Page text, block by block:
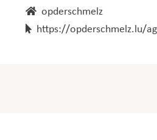
opderschmelz
https://opderschmelz.lu/